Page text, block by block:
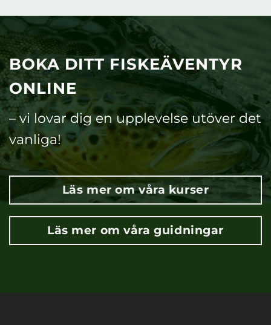
BOKA DITT FISKEÄVENTYR
ONLINE
– vi lovar dig en upplevelse utöver det
vanliga!
Läs mer om våra kurser
Läs mer om våra guidningar